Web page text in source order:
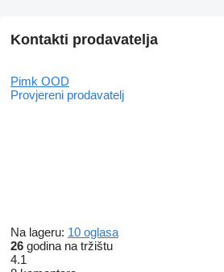
Kontakti prodavatelja
Pimk OOD
Provjereni prodavatelj
Na lageru: 10 oglasa
26 godina na tržištu
4.1